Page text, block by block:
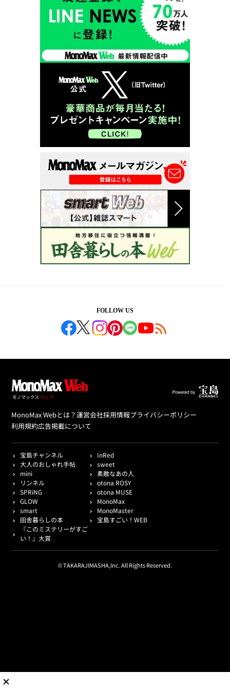
FOLLOW US
MonoMax Webとは？運営会社採用情報プライバシーポリシー
利用規約広告掲載について
宝島チャンネル
InRed
大人のおしゃれ手帖
sweet
mini
素敵なあの人
リンネル
otona ROSY
SPRiNG
otona MUSE
GLOW
MonoMax
smart
MonoMaster
田舎暮らしの本
宝島すごい！WEB
『このミステリーがすご
い！』大賞
© TAKARAJIMASHA,Inc. All Rights Reserved.